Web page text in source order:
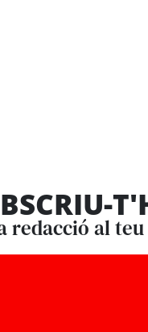
redacció al